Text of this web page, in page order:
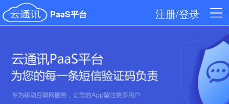
PaaS平台 注册/登录